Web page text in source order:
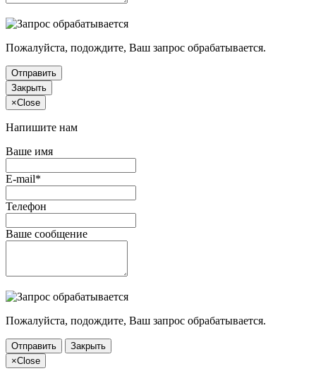
Пожалуйста, подождите, Ваш запрос обрабатывается.
Отправить
Закрыть
×Close
Напишите нам
Ваше имя
E-mail*
Телефон
Ваше сообщение
Пожалуйста, подождите, Ваш запрос обрабатывается.
Отправить
Закрыть
×Close